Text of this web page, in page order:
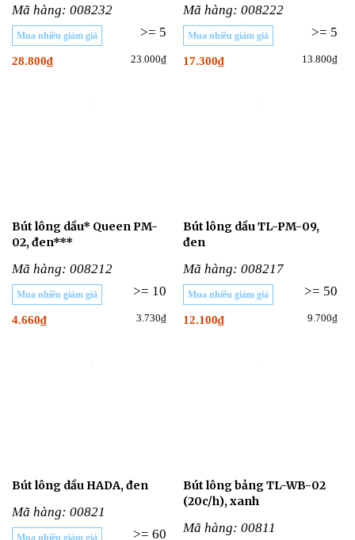
Mã hàng: 008232
Mua nhiều giảm giá >= 5
28.800₫ 23.000₫
Mã hàng: 008222
Mua nhiều giảm giá >= 5
17.300₫ 13.800₫
Bút lông dầu* Queen PM-
02, đen***
Mã hàng: 008212
Mua nhiều giảm giá >= 10
4.660₫ 3.730₫
Bút lông dầu TL-PM-09,
đen
Mã hàng: 008217
Mua nhiều giảm giá >= 50
12.100₫ 9.700₫
Bút lông dầu HADA, đen
Mã hàng: 00821
Mua nhiều giảm giá >= 60
Bút lông bảng TL-WB-02
(20c/h), xanh
Mã hàng: 00811